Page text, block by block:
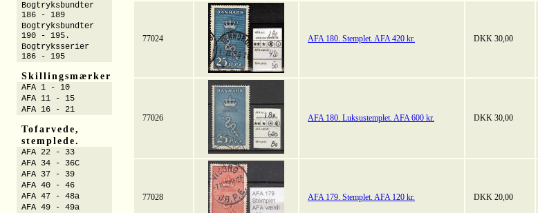
77024 AFA 180. Stemplet. AFA 420 kr. DKK 30,00
77026 AFA 180. Luksustemplet. AFA 600 kr. DKK 30,00
77028 AFA 179. Stemplet. AFA 120 kr. DKK 20,00
Bogtryksbundter
186 - 189
Bogtryksbundter
190 - 195.
Bogtryksserier
186 - 195
Skillingsmærker
AFA 1 - 10
AFA 11 - 15
AFA 16 - 21
Tofarvede,
stemplede.
AFA 22 - 33
AFA 34 - 36C
AFA 37 - 39
AFA 40 - 46
AFA 47 - 48a
AFA 49 - 49a